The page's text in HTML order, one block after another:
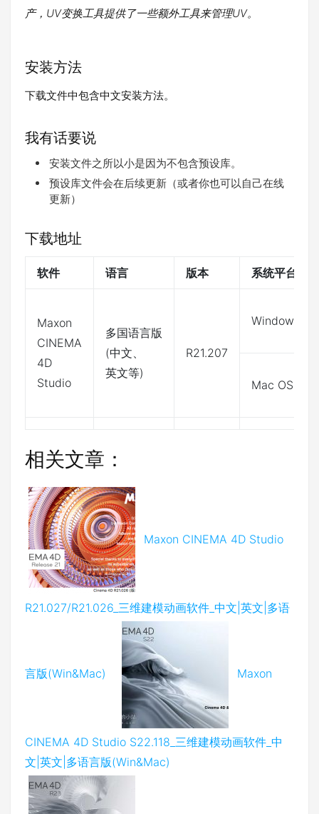
产，UV变换工具提供了一些额外工具来管理UV。
安装方法
下载文件中包含中文安装方法。
我有话要说
安装文件之所以小是因为不包含预设库。
预设库文件会在后续更新（或者你也可以自己在线
更新）
下载地址
软件 语言 版本 系统平台
Maxon
CINEMA
4D
Studio
多国语言版
(中文、
英文等)
R21.207
Windows
Mac OS
相关文章：
Maxon CINEMA 4D Studio
R21.027/R21.026_三维建模动画软件_中文|英文|多语
言版(Win&Mac) Maxon
CINEMA 4D Studio S22.118_三维建模动画软件_中
文|英文|多语言版(Win&Mac)